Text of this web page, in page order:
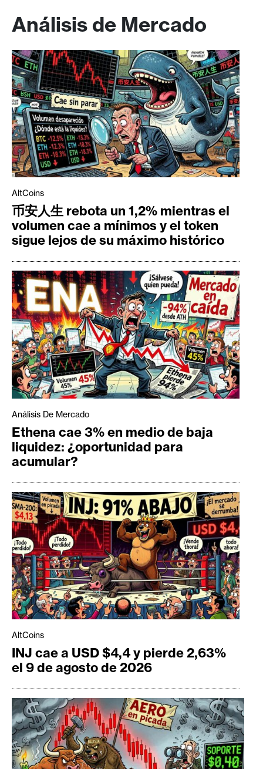
Análisis de Mercado
AltCoins
币安人生 rebota un 1,2% mientras el
volumen cae a mínimos y el token
sigue lejos de su máximo histórico
Análisis De Mercado
Ethena cae 3% en medio de baja
liquidez: ¿oportunidad para
acumular?
AltCoins
INJ cae a USD $4,4 y pierde 2,63%
el 9 de agosto de 2026